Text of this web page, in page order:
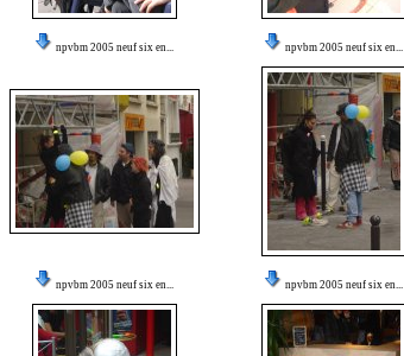
npvbm 2005 neuf six en... npvbm 2005 neuf six en...
npvbm 2005 neuf six en... npvbm 2005 neuf six en...